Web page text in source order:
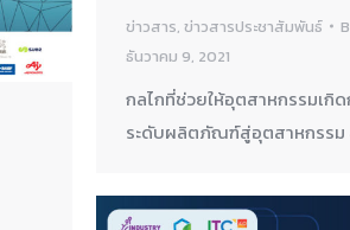
ข่าวสาร, ข่าวสารประชาสัมพันธ์
ธันวาคม 9, 2021
กลไกที่ช่วยให้อุตสาหกรรมเกิ
ระดับผลิตภัณฑ์สู่อุตสาหกรรม